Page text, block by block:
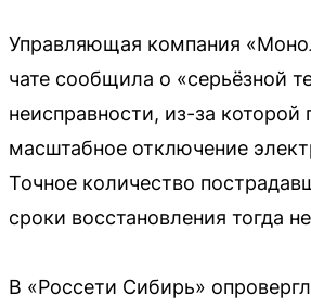
Управляющая компания
чате сообщила о «серьёзной
неисправности, из-за
масштабное отключение
Точное количество
сроки восстановления тогда
В «Россети Сибирь»